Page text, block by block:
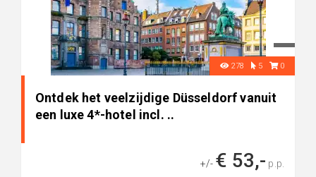
278 5 0
Ontdek het veelzijdige Düsseldorf vanuit
een luxe 4*-hotel incl. ..
+/- € 53,- p.p.